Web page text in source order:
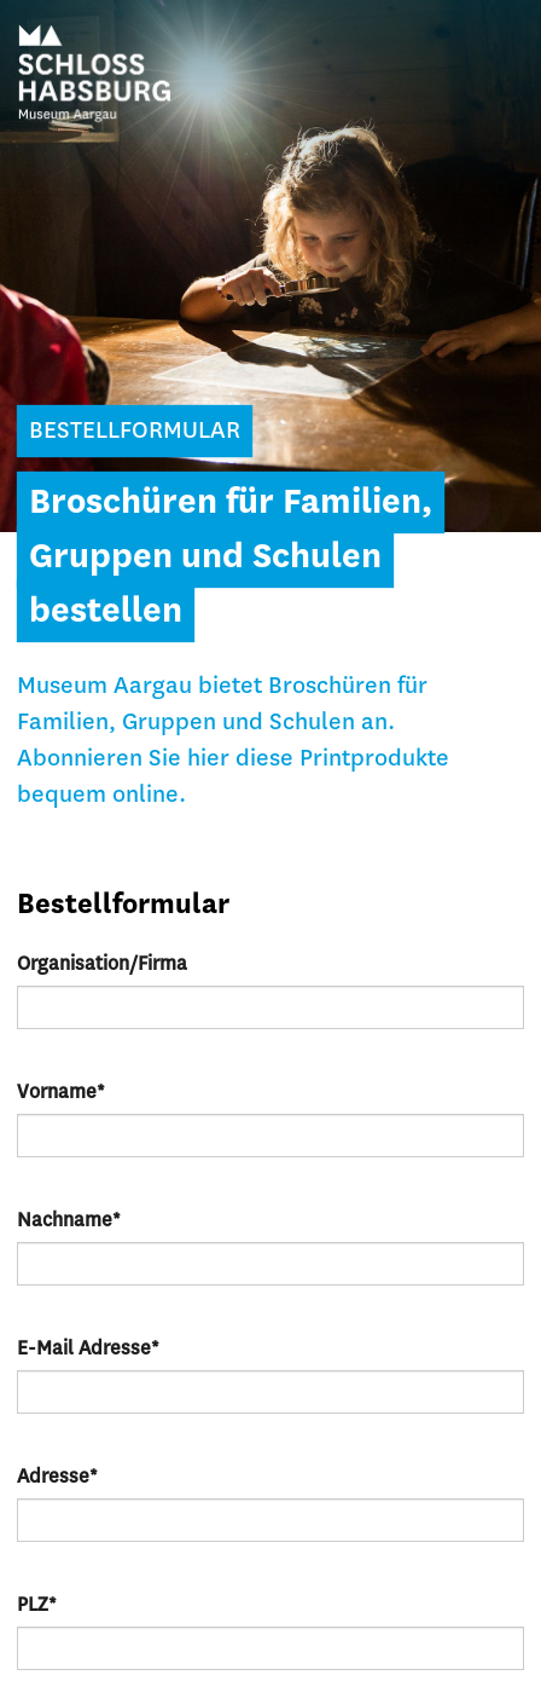
BESTELLFORMULAR
Broschüren für Familien,
Gruppen und Schulen
bestellen
Museum Aargau bietet Broschüren für
Familien, Gruppen und Schulen an.
Abonnieren Sie hier diese Printprodukte
bequem online.
Bestellformular
Organisation/Firma
Vorname*
Nachname*
E-Mail Adresse*
Adresse*
PLZ*